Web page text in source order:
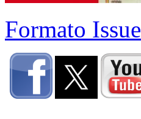
Formato Issue